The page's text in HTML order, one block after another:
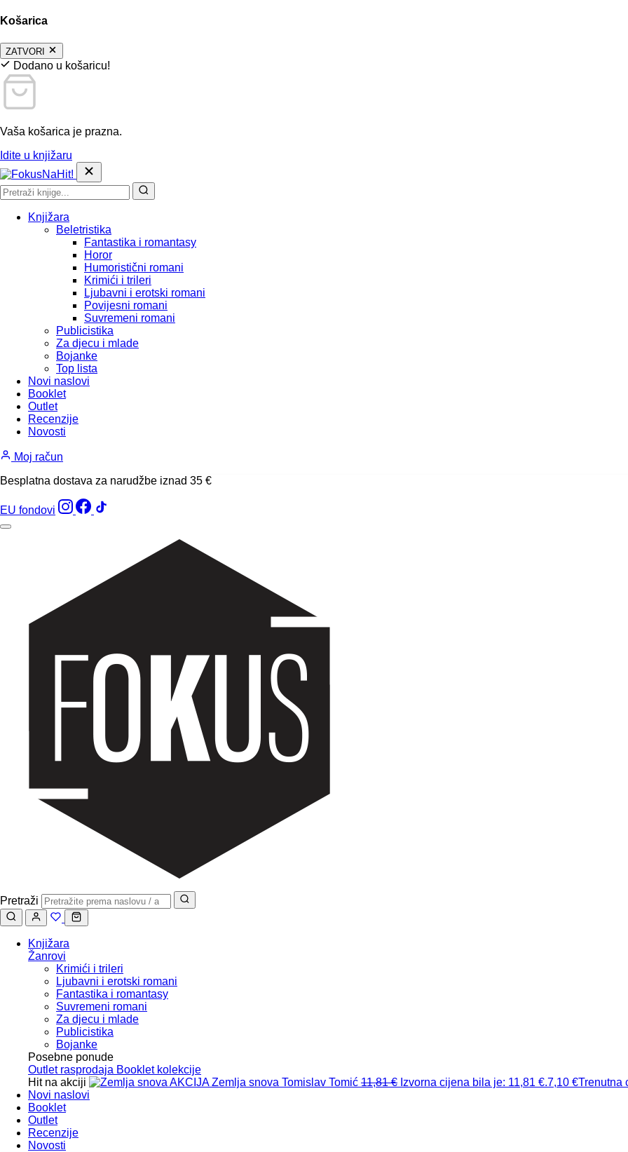
Košarica
ZATVORI
Dodano u košaricu!
Vaša košarica je prazna.
Idite u knjižaru
Knjižara
Beletristika
Fantastika i romantasy
Horor
Humoristični romani
Krimići i trileri
Ljubavni i erotski romani
Povijesni romani
Suvremeni romani
Publicistika
Za djecu i mlade
Bojanke
Top lista
Novi naslovi
Booklet
Outlet
Recenzije
Novosti
Moj račun
Besplatna dostava za narudžbe iznad 35 €
EU fondovi
Pretraži
Knjižara
Žanrovi
Krimići i trileri
Ljubavni i erotski romani
Fantastika i romantasy
Suvremeni romani
Za djecu i mlade
Publicistika
Bojanke
Posebne ponude
Outlet rasprodaja Booklet kolekcije
Hit na akciji
AKCIJA Zemlja snova Tomislav Tomić 11,81€ Izvorna cijena bila je: 11,81 €.7,10 €Trenutna
Novi naslovi
Booklet
Outlet
Recenzije
Novosti